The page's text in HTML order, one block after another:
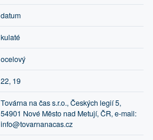
datum
kulaté
ocelový
22, 19
Továrna na čas s.r.o., Českých legií 5,
54901 Nové Město nad Metují, ČR, e-mail:
info@tovarnanacas.cz